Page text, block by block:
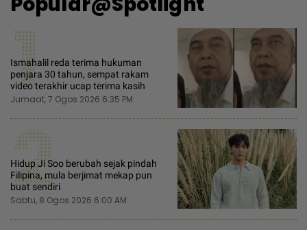
1
Ismahalil reda terima hukuman
penjara 30 tahun, sempat rakam
video terakhir ucap terima kasih
Jumaat, 7 Ogos 2026 6:35 PM
2
Hidup Ji Soo berubah sejak pindah
Filipina, mula berjimat mekap pun
buat sendiri
Sabtu, 8 Ogos 2026 6:00 AM